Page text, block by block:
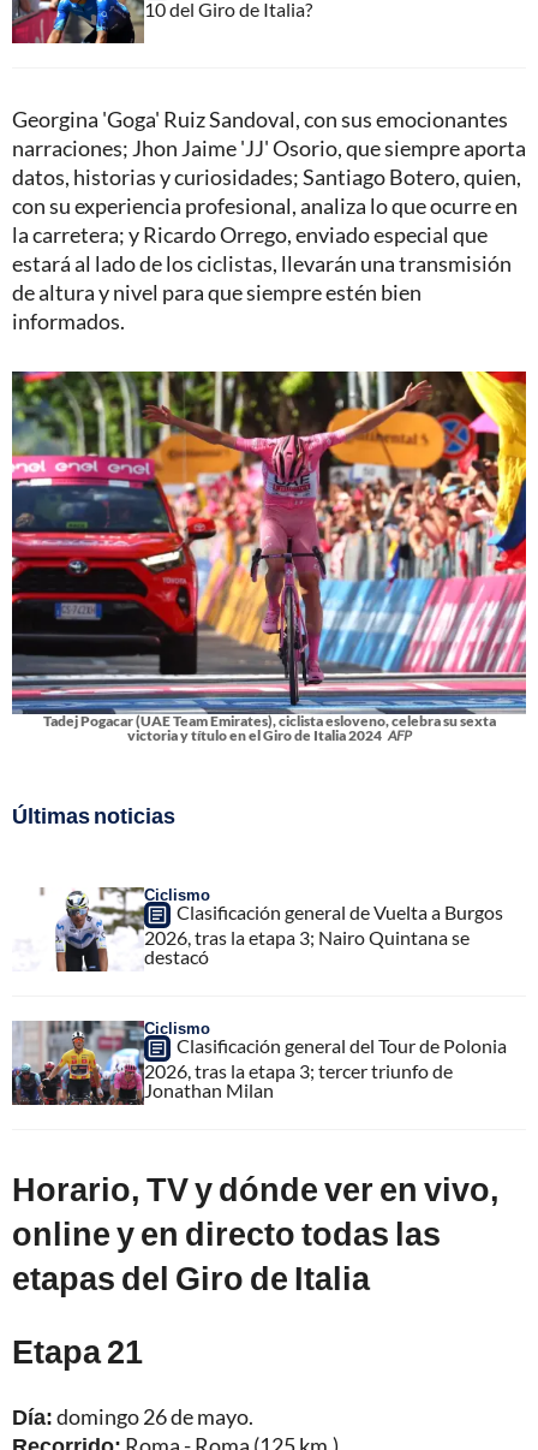
10 del Giro de Italia?
Georgina 'Goga' Ruiz Sandoval, con sus emocionantes
narraciones; Jhon Jaime 'JJ' Osorio, que siempre aporta
datos, historias y curiosidades; Santiago Botero, quien,
con su experiencia profesional, analiza lo que ocurre en
la carretera; y Ricardo Orrego, enviado especial que
estará al lado de los ciclistas, llevarán una transmisión
de altura y nivel para que siempre estén bien
informados.
Tadej Pogacar (UAE Team Emirates), ciclista esloveno, celebra su sexta
victoria y título en el Giro de Italia 2024 AFP
Últimas noticias
Ciclismo
Clasificación general de Vuelta a Burgos
2026, tras la etapa 3; Nairo Quintana se
destacó
Ciclismo
Clasificación general del Tour de Polonia
2026, tras la etapa 3; tercer triunfo de
Jonathan Milan
Horario, TV y dónde ver en vivo,
online y en directo todas las
etapas del Giro de Italia
Etapa 21
Día:domingo 26 de mayo.